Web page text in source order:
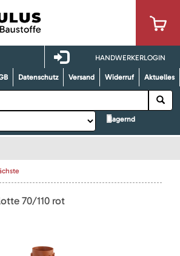
HANDWERKERLOGIN
Datenschutz Versand Widerruf Aktuelles
lagernd
70/110 rot